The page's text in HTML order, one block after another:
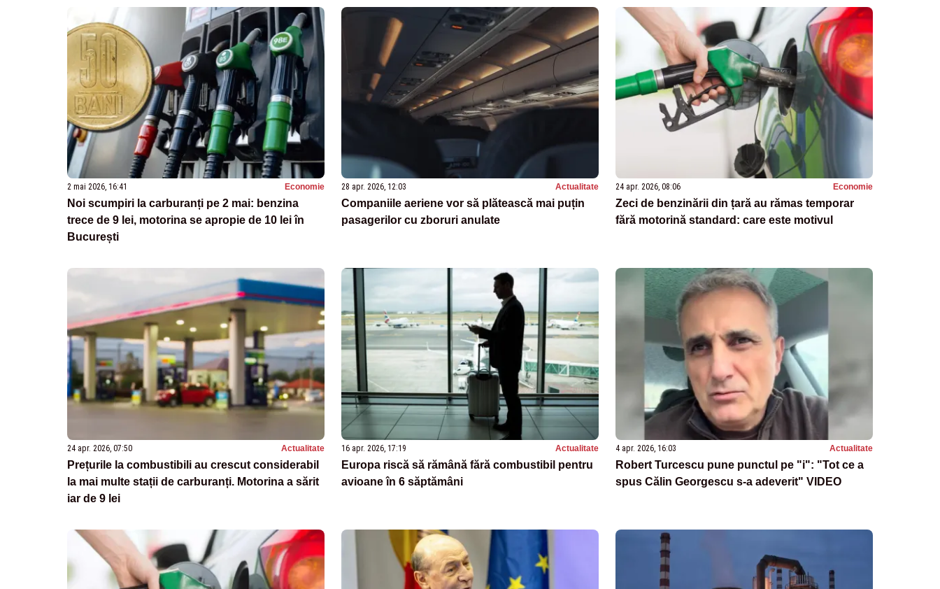
2 mai 2026, 16:41 Economie
Noi scumpiri la carburanți pe 2 mai: benzina
trece de 9 lei, motorina se apropie de 10 lei în
București
28 apr. 2026, 12:03 Actualitate
Companiile aeriene vor să plătească mai puțin
pasagerilor cu zboruri anulate
24 apr. 2026, 08:06 Economie
Zeci de benzinării din țară au rămas temporar
fără motorină standard: care este motivul
24 apr. 2026, 07:50 Actualitate
Prețurile la combustibili au crescut considerabil
la mai multe stații de carburanți. Motorina a sărit
iar de 9 lei
16 apr. 2026, 17:19 Actualitate
Europa riscă să rămână fără combustibil pentru
avioane în 6 săptămâni
4 apr. 2026, 16:03 Actualitate
Robert Turcescu pune punctul pe "i": "Tot ce a
spus Călin Georgescu s-a adeverit" VIDEO